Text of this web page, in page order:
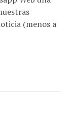
(menos a